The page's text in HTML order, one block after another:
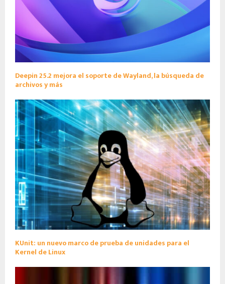
Deepin 25.2 mejora el soporte de Wayland, la búsqueda de
archivos y más
KUnit: un nuevo marco de prueba de unidades para el
Kernel de Linux